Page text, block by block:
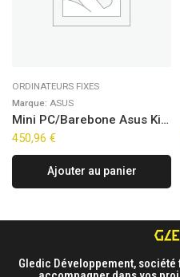
ORDINATEURS FIXES
Marque: ASUS
Mini PC/Barebone Asus Kit NUC 14 Pro NUC14RVK – i3-100U
450,96 €
Ajouter au panier
Gledic Développement,